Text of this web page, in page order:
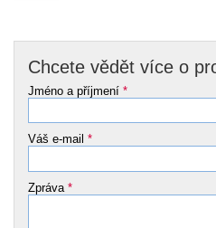
Chcete vědět více o
Jméno a příjmení *
Váš e-mail *
Zpráva *